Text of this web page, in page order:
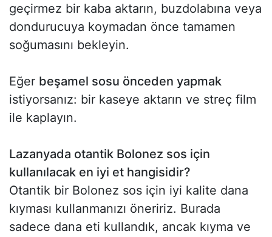
geçirmez bir kaba aktarın, buzdolabına veya
dondurucuya koymadan önce tamamen
soğumasını bekleyin.
Eğer beşamel sosu önceden yapmak
istiyorsanız: bir kaseye aktarın ve streç film
ile kaplayın.
Lazanyada otantik Bolonez sos için
kullanılacak en iyi et hangisidir?
Otantik bir Bolonez sos için iyi kalite dana
kıyması kullanmanızı öneririz. Burada
sadece dana eti kullandık, ancak kıyma ve